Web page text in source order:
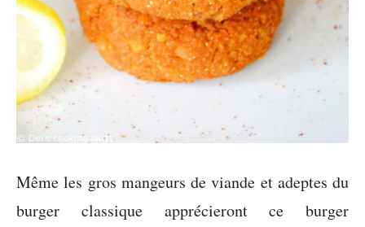
Même les gros mangeurs de viande et adeptes du
burger classique apprécieront ce burger